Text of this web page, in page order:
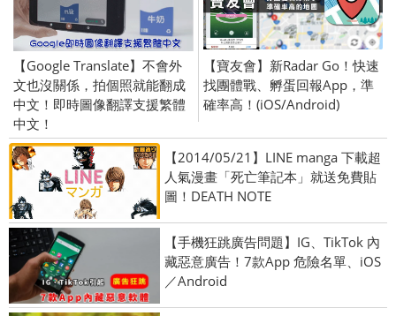
【Google Translate】不會外
文也沒關係，拍個照就能翻成
中文！即時圖像翻譯支援繁體
中文！
【寶友會】新Radar Go！快速
找團體戰、孵蛋回報App，準
確率高！(iOS/Android)
【2014/05/21】LINE manga 下載超
人氣漫畫「死亡筆記本」就送免費貼
圖！DEATH NOTE
【手機狂跳廣告問題】IG、TikTok 內
藏惡意廣告！7款App 危險名單、iOS
／Android